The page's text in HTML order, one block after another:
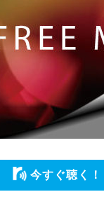
今すぐ聴く！